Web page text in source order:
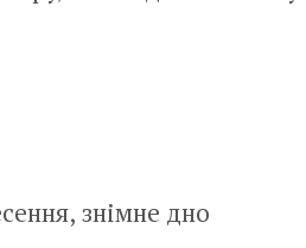
знімне дно